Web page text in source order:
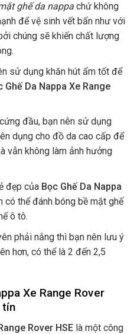
ghế da nappachứ không
để vệ sinh vết bẩn như với
chúng sẽ khiến chất lượng
sử dụng khăn hút ẩm tốt để
Ghế Da Nappa Xe Range
đầu, bạn nên sử dụng
dụng cho đồ da cao cấp để
vẫn không làm ảnh hưởng
đẹp của Bọc Ghế Da Nappa
có thể đánh bóng bề mặt ghế
ô tô.
phải nắng thì bạn nên lưu ý
hơn, có thể là 2 đến 2,5
Xe Range Rover
tín
Rover HSE là một công